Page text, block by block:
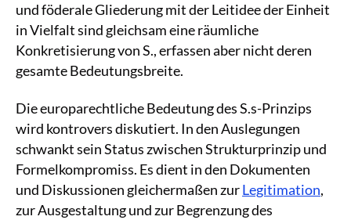
und föderale Gliederung mit der Leitidee der Einheit
in Vielfalt sind gleichsam eine räumliche
Konkretisierung von S., erfassen aber nicht deren
gesamte Bedeutungsbreite.
Die europarechtliche Bedeutung des S.s-Prinzips
wird kontrovers diskutiert. In den Auslegungen
schwankt sein Status zwischen Strukturprinzip und
Formelkompromiss. Es dient in den Dokumenten
und Diskussionen gleichermaßen zurLegitimation,
zur Ausgestaltung und zur Begrenzung des